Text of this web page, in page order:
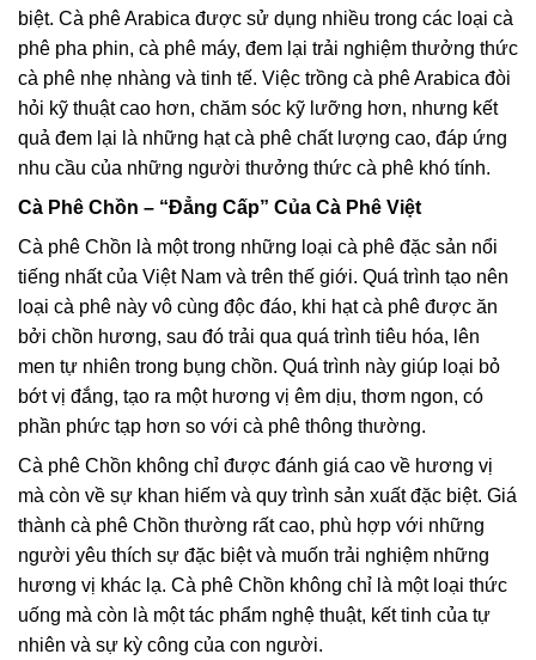
biệt. Cà phê Arabica được sử dụng nhiều trong các loại cà
phê pha phin, cà phê máy, đem lại trải nghiệm thưởng thức
cà phê nhẹ nhàng và tinh tế. Việc trồng cà phê Arabica đòi
hỏi kỹ thuật cao hơn, chăm sóc kỹ lưỡng hơn, nhưng kết
quả đem lại là những hạt cà phê chất lượng cao, đáp ứng
nhu cầu của những người thưởng thức cà phê khó tính.
Cà Phê Chồn – “Đẳng Cấp” Của Cà Phê Việt
Cà phê Chồn là một trong những loại cà phê đặc sản nổi
tiếng nhất của Việt Nam và trên thế giới. Quá trình tạo nên
loại cà phê này vô cùng độc đáo, khi hạt cà phê được ăn
bởi chồn hương, sau đó trải qua quá trình tiêu hóa, lên
men tự nhiên trong bụng chồn. Quá trình này giúp loại bỏ
bớt vị đắng, tạo ra một hương vị êm dịu, thơm ngon, có
phần phức tạp hơn so với cà phê thông thường.
Cà phê Chồn không chỉ được đánh giá cao về hương vị
mà còn về sự khan hiếm và quy trình sản xuất đặc biệt. Giá
thành cà phê Chồn thường rất cao, phù hợp với những
người yêu thích sự đặc biệt và muốn trải nghiệm những
hương vị khác lạ. Cà phê Chồn không chỉ là một loại thức
uống mà còn là một tác phẩm nghệ thuật, kết tinh của tự
nhiên và sự kỳ công của con người.